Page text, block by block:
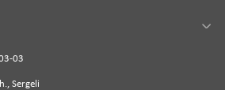
03
Sergeli